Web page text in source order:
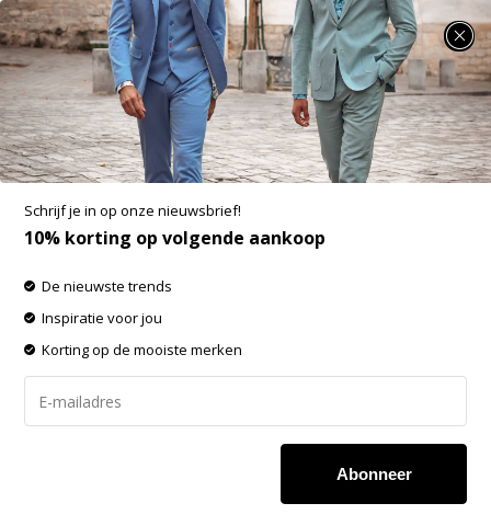
SUMMER SALE: 25% t/m 50% korting op heel veel zomerse items!
Distretto12 Colbert RUFINO rope
(C5UGA1558T0707DD000040 - rope)
Aan verlanglijst toevoegen
Schrijf je in op onze nieuwsbrief!
10% korting op volgende aankoop
De nieuwste trends
Inspiratie voor jou
Korting op de mooiste merken
Abonneer